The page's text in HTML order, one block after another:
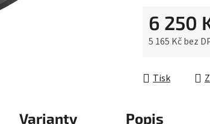
6 250
5 165 Kč bez
Tisk
Varianty Popis